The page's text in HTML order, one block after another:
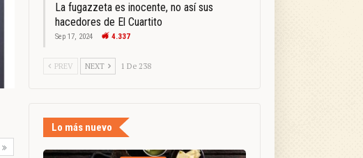
La fugazzeta es inocente, no así sus
hacedores de El Cuartito
Sep 17, 2024 4.337
PREV NEXT 1 De 238
Lo más nuevo